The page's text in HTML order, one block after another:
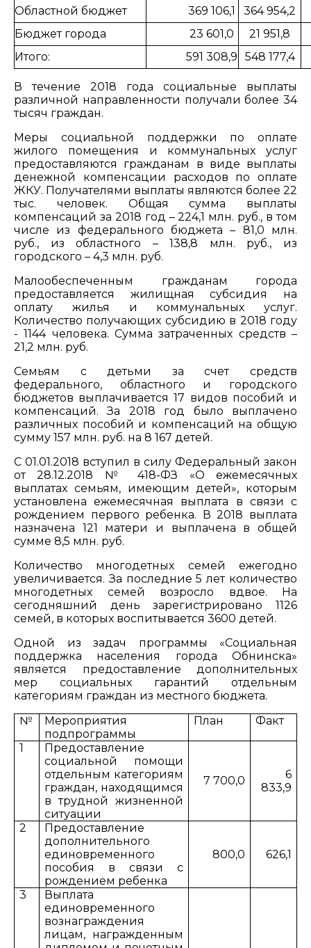
Областной бюджет
369 106,1
364 954,2
Бюджет города
23 601,0
21 951,8
Итого:
591 308,9 548 177,4
В течение 2018 года социальные выплаты
различной направленности получали более 34
тысяч граждан.
Меры социальной поддержки по оплате
жилого помещения и коммунальных услуг
предоставляются гражданам в виде выплаты
денежной компенсации расходов по оплате
ЖКУ. Получателями выплаты являются более 22
тыс. человек. Общая сумма выплаты
компенсаций за 2018 год – 224,1 млн. руб., в том
числе из федерального бюджета – 81,0 млн.
руб., из областного – 138,8 млн. руб., из
городского – 4,3 млн. руб.
Малообеспеченным гражданам города
предоставляется жилищная субсидия на
оплату жилья и коммунальных услуг.
Количество получающих субсидию в 2018 году
- 1144 человека. Сумма затраченных средств –
21,2 млн. руб.
Семьям с детьми за счет средств
федерального, областного и городского
бюджетов выплачивается 17 видов пособий и
компенсаций. За 2018 год было выплачено
различных пособий и компенсаций на общую
сумму 157 млн. руб. на 8 167 детей.
C 01.01.2018 вступил в силу Федеральный закон
от 28.12.2018 № 418-ФЗ «О ежемесячных
выплатах семьям, имеющим детей», которым
установлена ежемесячная выплата в связи с
рождением первого ребенка. В 2018 выплата
назначена 121 матери и выплачена в общей
сумме 8,5 млн. руб.
Количество многодетных семей ежегодно
увеличивается. За последние 5 лет количество
многодетных семей возросло вдвое. На
сегодняшний день зарегистрировано 1126
семей, в которых воспитывается 3600 детей.
Одной из задач программы «Социальная
поддержка населения города Обнинска»
является предоставление дополнительных
мер социальных гарантий отдельным
категориям граждан из местного бюджета.
№
Мероприятия
подпрограммы
План Факт
1
Предоставление
социальной помощи
отдельным категориям
граждан, находящимся
в трудной жизненной
ситуации
7 700,0
6
833,9
2
Предоставление
дополнительного
единовременного
пособия в связи с
рождением ребенка
800,0 626,1
3
Выплата
единовременного
вознаграждения
лицам, награжденным